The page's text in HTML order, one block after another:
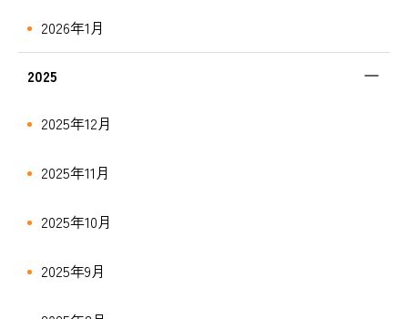
2026年1月
2025
2025年12月
2025年11月
2025年10月
2025年9月